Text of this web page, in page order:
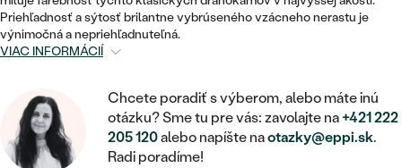
VINTAGE
NETRADIČNÉ
TEPANÉ
NETRADIČNÉ
ZOSTAVTE SI PRSTEŇ
ZAČAŤ S PRSTEŇOM
PRÍVESKY
SETY
PÁNSKE ŠPERKY
MINIMALISTICKÉ
VISIACE
SOLITÉR
V TVARE SRDCA
NARODENIE DIEŤAŤA
SO ZNAMENÍM ZVEROKRUHU
MINIMALISTICKÉ
PODĽA ŠTÝLU
MINIMALISTICKÉ
Priehľadnosť a sýtosť brilantne vybrúseného vzácneho nerastu je
výnimočná a nepriehľadnuteľná.
VIAC INFORMÁCIÍ
Chcete poradiť s výberom, alebo máte inú
otázku? Sme tu pre vás: zavolajte na+421 222
205 120alebo napíšte naotazky@eppi.sk.
Radi poradíme!